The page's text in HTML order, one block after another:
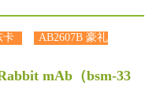
卡
AB2607B 豪礼
mAb （bsm-33